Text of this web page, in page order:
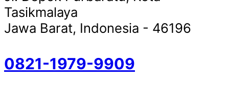
Tasikmalaya
Jawa Barat, Indonesia - 46196
0821-1979-9909